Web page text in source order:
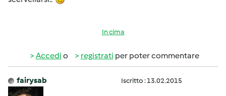
In cima
Accedi o registrati per poter commentare
fairysab Iscritto : 13.02.2015